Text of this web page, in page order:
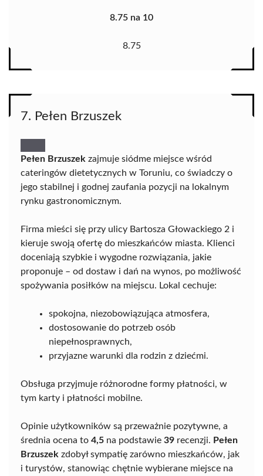
8.75 na 10
8.75
7. Pełen Brzuszek
Pełen Brzuszek zajmuje siódme miejsce wśród
cateringów dietetycznych w Toruniu, co świadczy o
jego stabilnej i godnej zaufania pozycji na lokalnym
rynku gastronomicznym.
Firma mieści się przy ulicy Bartosza Głowackiego 2 i
kieruje swoją ofertę do mieszkańców miasta. Klienci
doceniają szybkie i wygodne rozwiązania, jakie
proponuje – od dostaw i dań na wynos, po możliwość
spożywania posiłków na miejscu. Lokal cechuje:
spokojna, niezobowiązująca atmosfera,
dostosowanie do potrzeb osób
niepełnosprawnych,
przyjazne warunki dla rodzin z dziećmi.
Obsługa przyjmuje różnorodne formy płatności, w
tym karty i płatności mobilne.
Opinie użytkowników są przeważnie pozytywne, a
średnia ocena to 4,5 na podstawie 39 recenzji. Pełen
Brzuszek zdobył sympatię zarówno mieszkańców, jak
i turystów, stanowiąc chętnie wybierane miejsce na